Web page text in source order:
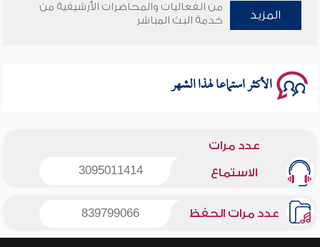
وأمنهم من خوف 9
المزيد
من الفعاليات والمحاضرات الأرشيفية من
خدمة البث المباشر
الأكثر استماعا لهذا الشهر
عدد مرات
الاستماع 3095011414
عدد مرات الحفظ 839799066